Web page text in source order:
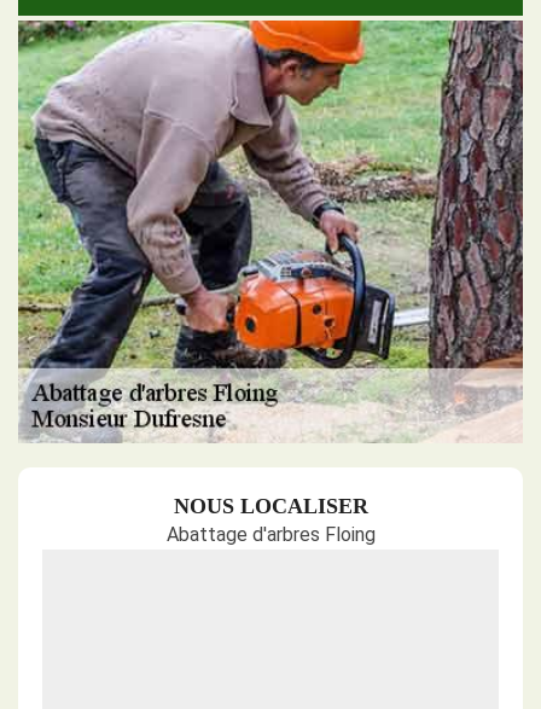
NOUS LOCALISER
Abattage d'arbres Floing